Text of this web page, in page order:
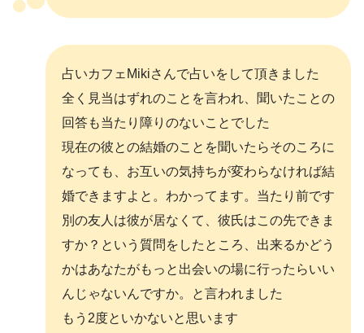
占いカフェMikiさんで占いをして頂きました
全く見当はずれのことを言われ、聞いたことの
回答も当たり障りのないことでした
現在の彼との結婚のことを聞いたらそのころに
なっても、お互いの気持ちが変わらなければ結
婚できますよと。わかってます。当たり前です
別の友人は彼が居なくて、彼氏はこの先できま
すか？という質問をしたところ、出来るかどう
かはあなたがもっと出会いの場に行ったらいい
んじゃないんですか。と言われました
もう2度といかないと思います